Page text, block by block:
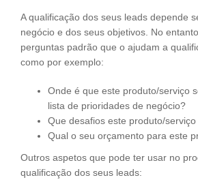
A qualificação dos seus leads depende
negócio e dos seus objetivos. No
perguntas padrão que o ajudam a
como por exemplo:
Onde é que este produto/serviço
lista de prioridades de negócio?
Que desafios este produto/
Qual o seu orçamento para este
Outros aspetos que pode ter usar no
qualificação dos seus leads: